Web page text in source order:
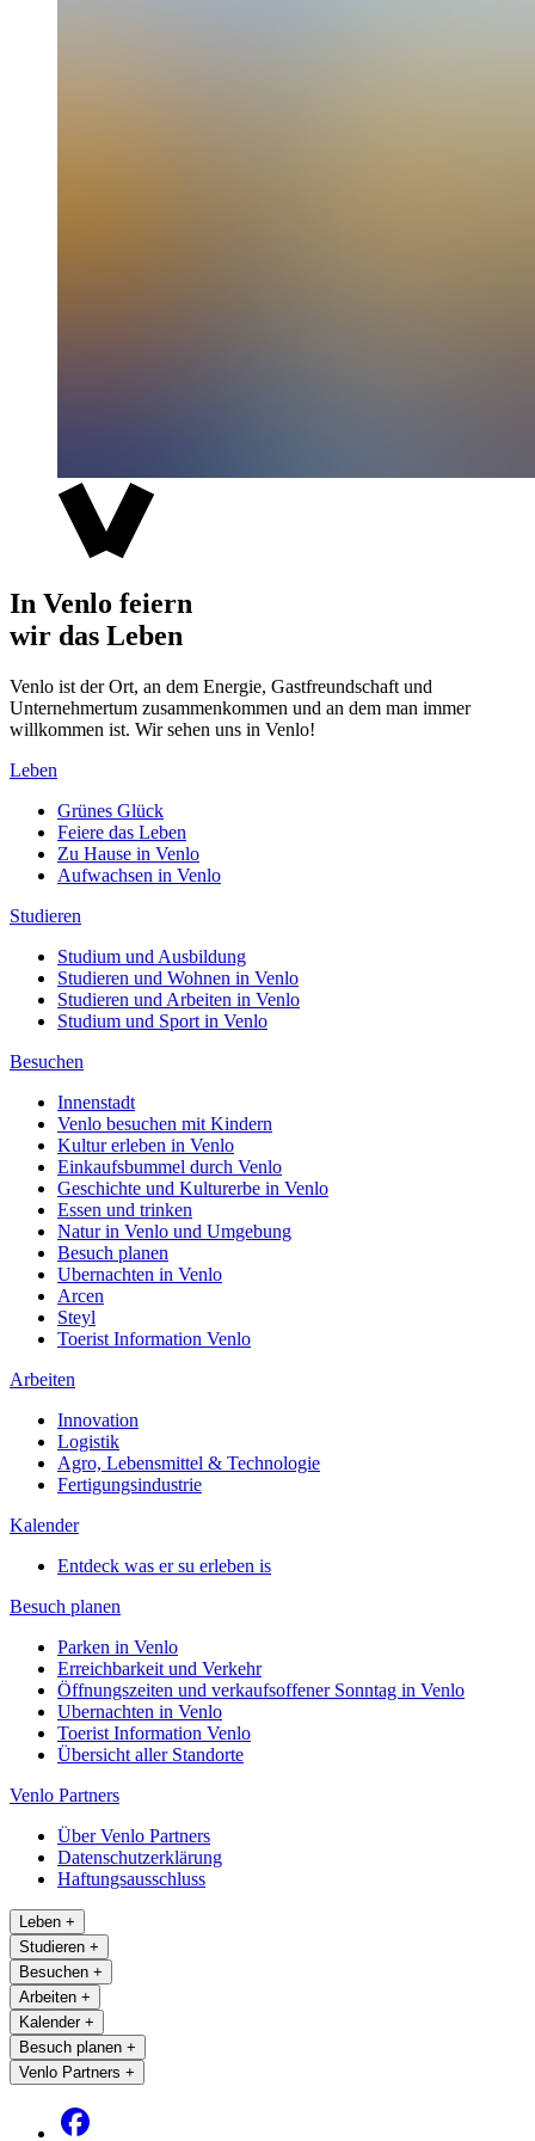
In Venlo feiern
wir das Leben
Venlo ist der Ort, an dem Energie, Gastfreundschaft und
Unternehmertum zusammenkommen und an dem man immer
willkommen ist. Wir sehen uns in Venlo!
Leben
Grünes Glück
Feiere das Leben
Zu Hause in Venlo
Aufwachsen in Venlo
Studieren
Studium und Ausbildung
Studieren und Wohnen in Venlo
Studieren und Arbeiten in Venlo
Studium und Sport in Venlo
Besuchen
Innenstadt
Venlo besuchen mit Kindern
Kultur erleben in Venlo
Einkaufsbummel durch Venlo
Geschichte und Kulturerbe in Venlo
Essen und trinken
Natur in Venlo und Umgebung
Besuch planen
Ubernachten in Venlo
Arcen
Steyl
Toerist Information Venlo
Arbeiten
Innovation
Logistik
Agro, Lebensmittel & Technologie
Fertigungsindustrie
Kalender
Entdeck was er su erleben is
Besuch planen
Parken in Venlo
Erreichbarkeit und Verkehr
Öffnungszeiten und verkaufsoffener Sonntag in Venlo
Ubernachten in Venlo
Toerist Information Venlo
Übersicht aller Standorte
Venlo Partners
Über Venlo Partners
Datenschutzerklärung
Haftungsausschluss
Leben +
Studieren +
Besuchen +
Arbeiten +
Kalender +
Besuch planen +
Venlo Partners +